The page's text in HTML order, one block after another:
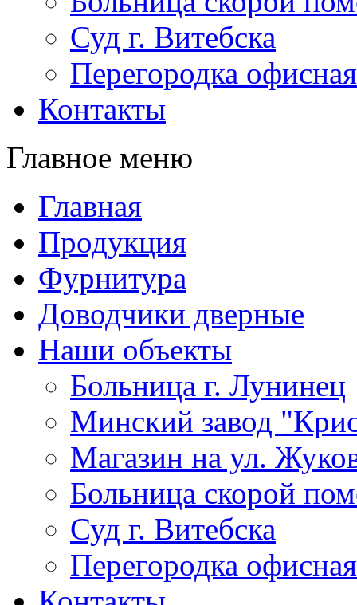
Суд г. Витебска
Перегородка офисная
Контакты
Главное меню
Главная
Продукция
Фурнитура
Доводчики дверные
Наши объекты
Больница г. Лунинец
Минский завод
Магазин на ул.
Больница скорой
Суд г. Витебска
Перегородка офисная